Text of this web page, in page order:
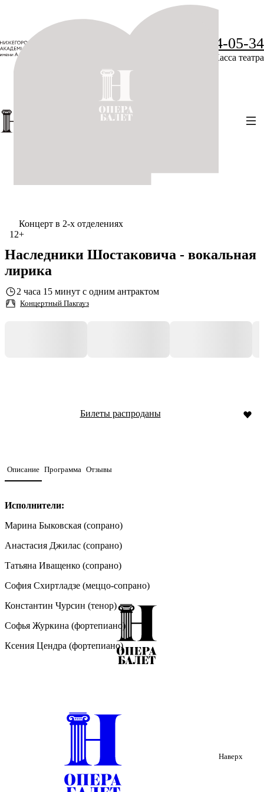
+7 (831) 234-05-34
Касса театра
Концерт в 2-х отделениях
12+
Наследники Шостаковича - вокальная
лирика
2 часа 15 минут с одним антрактом
Концертный Пакгауз
Билеты распроданы
Описание Программа Отзывы
Исполнители:
Марина Быковская (сопрано)
Анастасия Джилас (сопрано)
Татьяна Иващенко (сопрано)
София Схиртладзе (меццо-сопрано)
Константин Чурсин (тенор)
Софья Журкина (фортепиано)
Ксения Цендра (фортепиано)
половины ХХ века — это страницы музыкальной истории, в
которые кто-то вчитывается снова и снова, а кто-то
перелистывает, стараясь не замечать. Возможно потому, что в
личное для каждого автора, исполнителя, слушателя —
исполнении солистов Нижегородского театра оперы и балета
Наверх